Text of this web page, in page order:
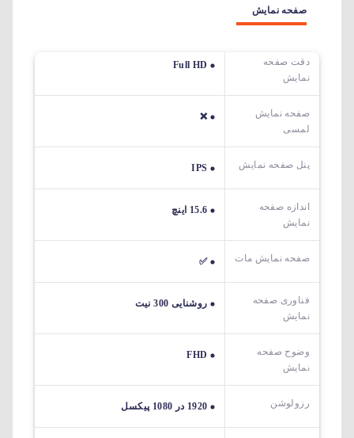
صفحه نمایش
دقت صفحه
نمایش
Full HD
صفحه نمایش
لمسی
❌
پنل صفحه نمایش IPS
اندازه صفحه
نمایش
15.6 اینچ
صفحه نمایش مات ✅
فناوری صفحه
نمایش
روشنایی 300 نیت
وضوح صفحه
نمایش
FHD
رزولوشن 1920 در 1080 پیکسل